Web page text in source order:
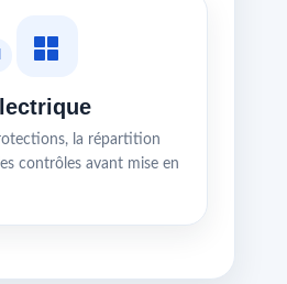
la répartition
contrôles avant mise en